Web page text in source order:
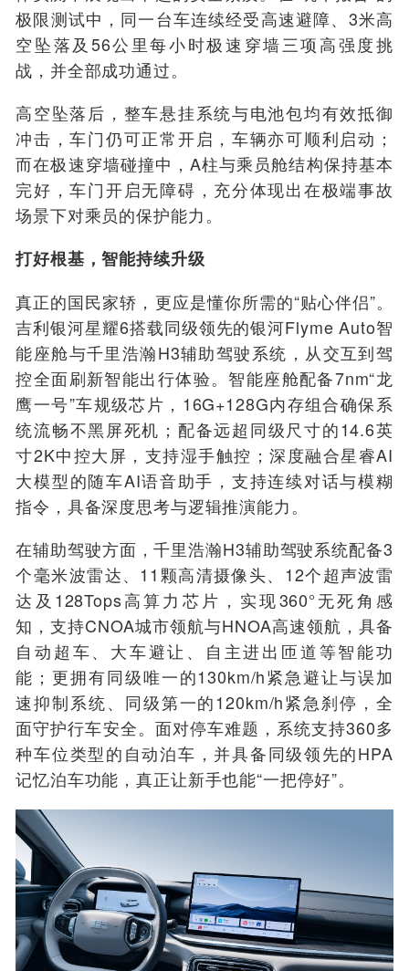
极限测试中，同一台车连续经受高速避障、3米高
空坠落及56公里每小时极速穿墙三项高强度挑
战，并全部成功通过。
高空坠落后，整车悬挂系统与电池包均有效抵御
冲击，车门仍可正常开启，车辆亦可顺利启动；
而在极速穿墙碰撞中，A柱与乘员舱结构保持基本
完好，车门开启无障碍，充分体现出在极端事故
场景下对乘员的保护能力。
打好根基，智能持续升级
真正的国民家轿，更应是懂你所需的“贴心伴侣”。
吉利银河星耀6搭载同级领先的银河Flyme Auto智
能座舱与千里浩瀚H3辅助驾驶系统，从交互到驾
控全面刷新智能出行体验。智能座舱配备7nm“龙
鹰一号”车规级芯片，16G+128G内存组合确保系
统流畅不黑屏死机；配备远超同级尺寸的14.6英
寸2K中控大屏，支持湿手触控；深度融合星睿AI
大模型的随车AI语音助手，支持连续对话与模糊
指令，具备深度思考与逻辑推演能力。
在辅助驾驶方面，千里浩瀚H3辅助驾驶系统配备3
个毫米波雷达、11颗高清摄像头、12个超声波雷
达及128Tops高算力芯片，实现360°无死角感
知，支持CNOA城市领航与HNOA高速领航，具备
自动超车、大车避让、自主进出匝道等智能功
能；更拥有同级唯一的130km/h紧急避让与误加
速抑制系统、同级第一的120km/h紧急刹停，全
面守护行车安全。面对停车难题，系统支持360多
种车位类型的自动泊车，并具备同级领先的HPA
记忆泊车功能，真正让新手也能“一把停好”。